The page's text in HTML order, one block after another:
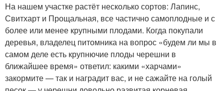
На нашем участке растёт несколько сортов: Лапинс,
Свитхарт и Прощальная, все частично самоплодные и с
более или менее крупными плодами. Когда покупали
деревья, владелец питомника на вопрос «будем ли мы в
самом деле есть крупнючие плоды черешни в
ближайшее время» ответил: какими «харчами»
закормите — так и наградит вас, и не сажайте на голый